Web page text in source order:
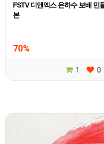
FSTV 디앤엑스 은하수 보배 민
본
70%
1 0